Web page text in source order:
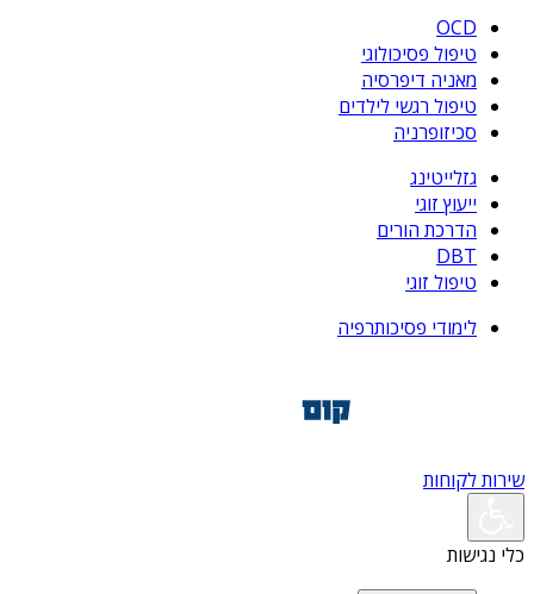
OCD
טיפול פסיכולוגי
מאניה דיפרסיה
טיפול רגשי לילדים
סכיזופרניה
גזלייטינג
ייעוץ זוגי
הדרכת הורים
DBT
טיפול זוגי
לימודי פסיכותרפיה
שירות לקוחות
כלי נגישות